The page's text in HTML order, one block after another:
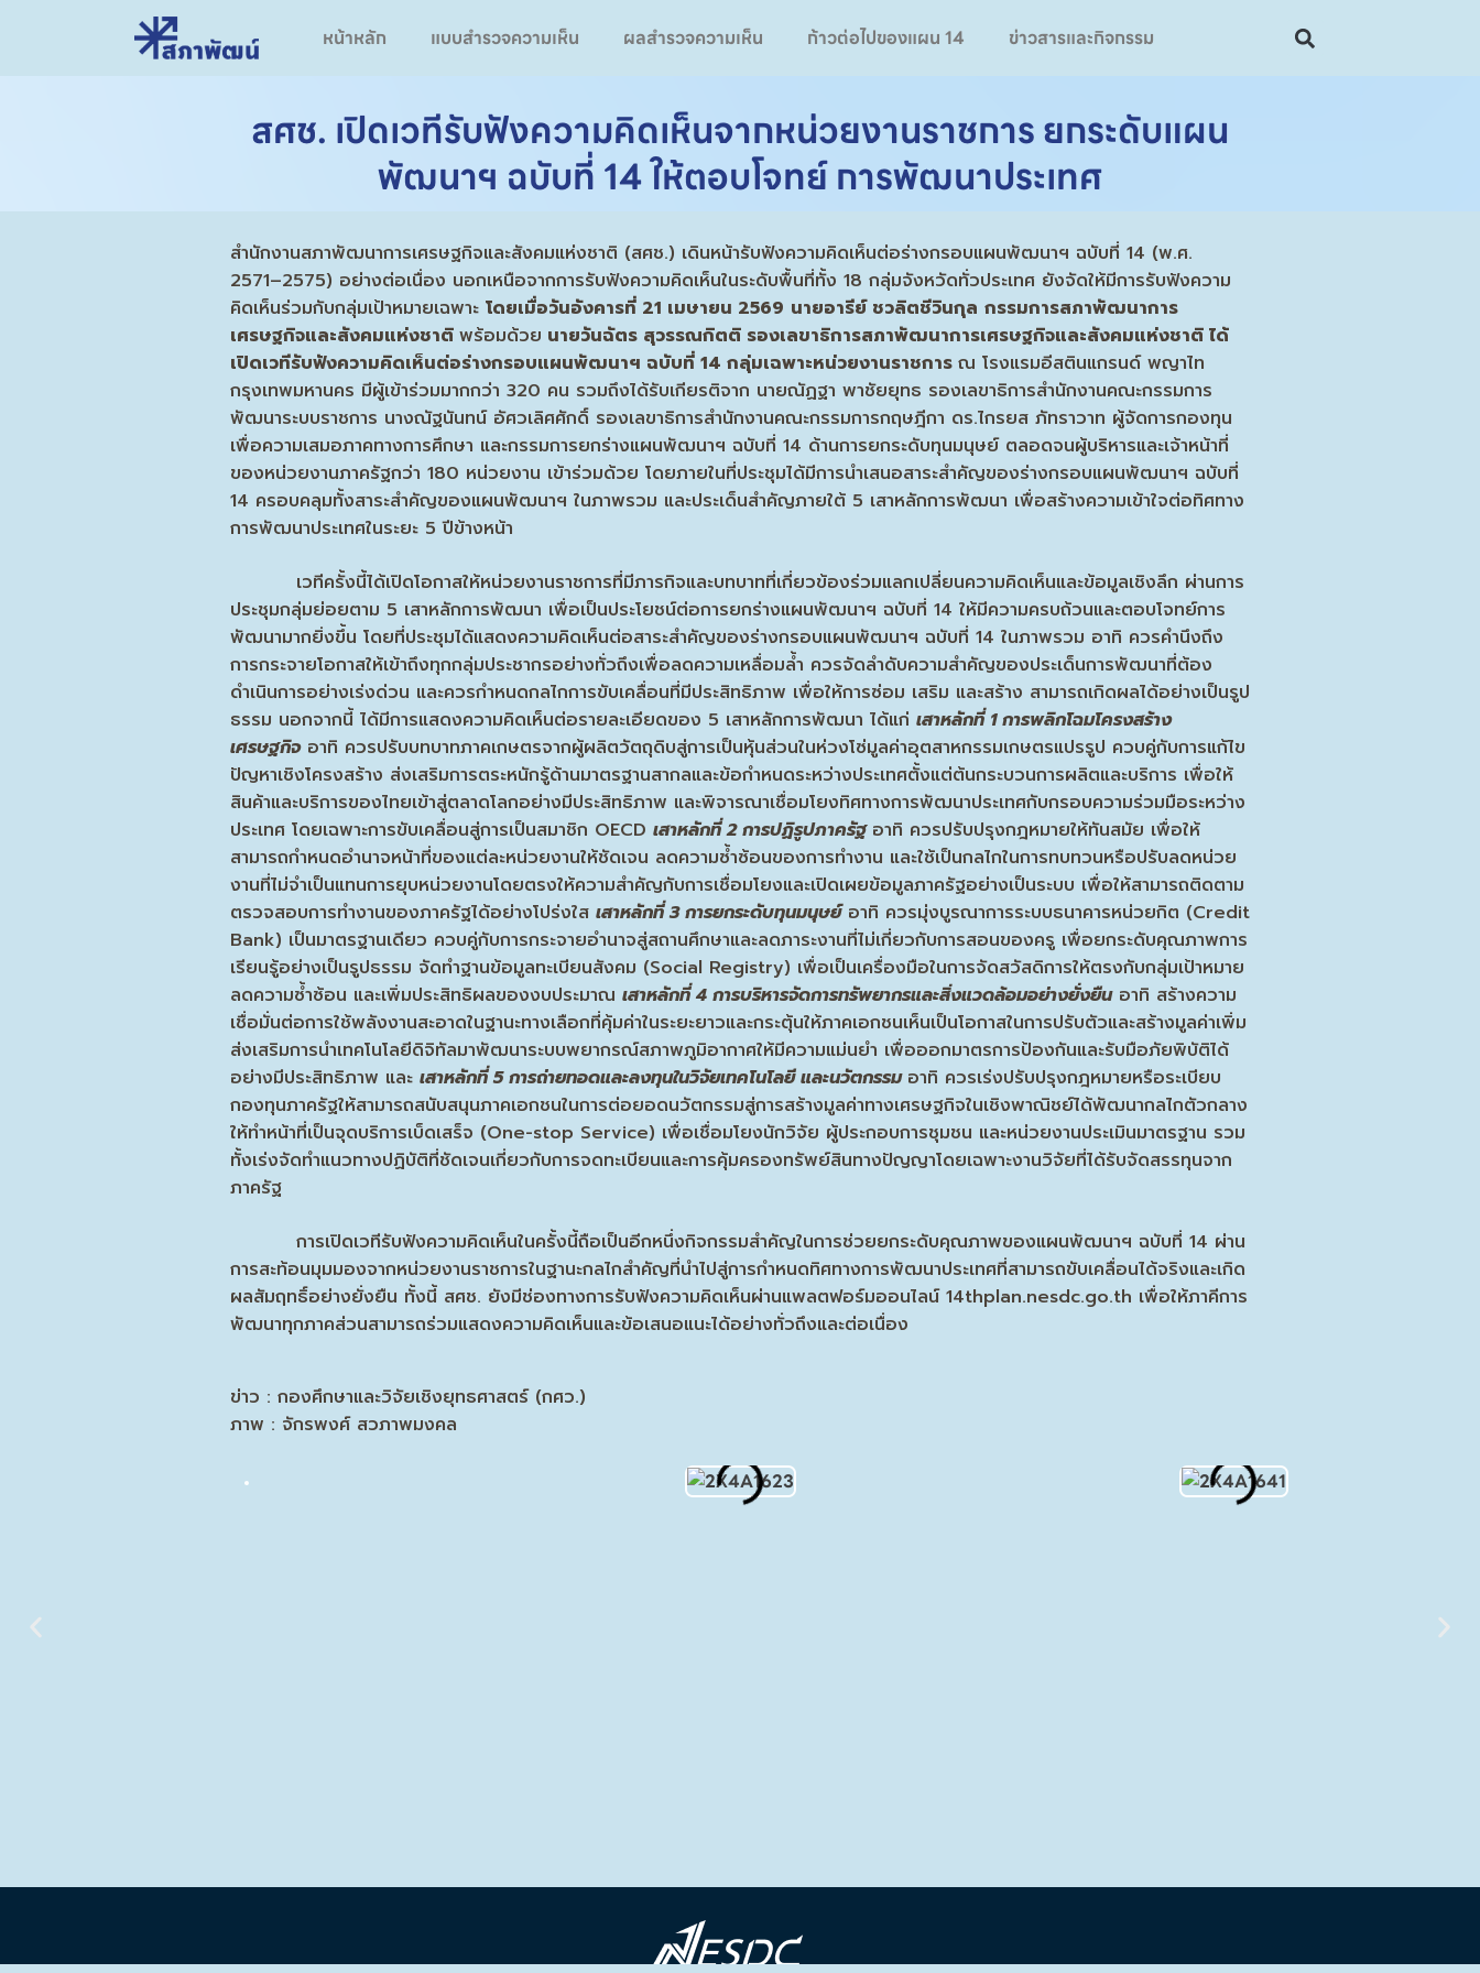
หน้าหลัก แบบสำรวจความเห็น ผลสำรวจความเห็น ก้าวต่อไปของแผน 14 ข่าวสารและกิจกรรม
สศช. เปิดเวทีรับฟังความคิดเห็นจากหน่วยงานราชการ ยกระดับแผน
พัฒนาฯ ฉบับที่ 14 ให้ตอบโจทย์ การพัฒนาประเทศ
สำนักงานสภาพัฒนาการเศรษฐกิจและสังคมแห่งชาติ (สศช.) เดินหน้ารับฟังความคิดเห็นต่อร่างกรอบแผนพัฒนาฯ ฉบับที่ 14 (พ.ศ.
2571–2575) อย่างต่อเนื่อง นอกเหนือจากการรับฟังความคิดเห็นในระดับพื้นที่ทั้ง 18 กลุ่มจังหวัดทั่วประเทศ ยังจัดให้มีการรับฟังความ
คิดเห็นร่วมกับกลุ่มเป้าหมายเฉพาะ โดยเมื่อวันอังคารที่ 21 เมษายน 2569 นายอารีย์ ชวลิตชีวินกุล กรรมการสภาพัฒนาการ
เศรษฐกิจและสังคมแห่งชาติ พร้อมด้วย นายวันฉัตร สุวรรณกิตติ รองเลขาธิการสภาพัฒนาการเศรษฐกิจและสังคมแห่งชาติ ได้
เปิดเวทีรับฟังความคิดเห็นต่อร่างกรอบแผนพัฒนาฯ ฉบับที่ 14 กลุ่มเฉพาะหน่วยงานราชการ ณ โรงแรมอีสตินแกรนด์ พญาไท
กรุงเทพมหานคร มีผู้เข้าร่วมมากกว่า 320 คน รวมถึงได้รับเกียรติจาก นายณัฏฐา พาชัยยุทธ รองเลขาธิการสำนักงานคณะกรรมการ
พัฒนาระบบราชการ นางณัฐนันทน์ อัศวเลิศศักดิ์ รองเลขาธิการสํานักงานคณะกรรมการกฤษฎีกา ดร.ไกรยส ภัทราวาท ผู้จัดการกองทุน
เพื่อความเสมอภาคทางการศึกษา และกรรมการยกร่างแผนพัฒนาฯ ฉบับที่ 14 ด้านการยกระดับทุนมนุษย์ ตลอดจนผู้บริหารและเจ้าหน้าที่
ของหน่วยงานภาครัฐกว่า 180 หน่วยงาน เข้าร่วมด้วย โดยภายในที่ประชุมได้มีการนำเสนอสาระสำคัญของร่างกรอบแผนพัฒนาฯ ฉบับที่
14 ครอบคลุมทั้งสาระสำคัญของแผนพัฒนาฯ ในภาพรวม และประเด็นสำคัญภายใต้ 5 เสาหลักการพัฒนา เพื่อสร้างความเข้าใจต่อทิศทาง
การพัฒนาประเทศในระยะ 5 ปีข้างหน้า
เวทีครั้งนี้ได้เปิดโอกาสให้หน่วยงานราชการที่มีภารกิจและบทบาทที่เกี่ยวข้องร่วมแลกเปลี่ยนความคิดเห็นและข้อมูลเชิงลึก ผ่านการ
ประชุมกลุ่มย่อยตาม 5 เสาหลักการพัฒนา เพื่อเป็นประโยชน์ต่อการยกร่างแผนพัฒนาฯ ฉบับที่ 14 ให้มีความครบถ้วนและตอบโจทย์การ
พัฒนามากยิ่งขึ้น โดยที่ประชุมได้แสดงความคิดเห็นต่อสาระสำคัญของร่างกรอบแผนพัฒนาฯ ฉบับที่ 14 ในภาพรวม อาทิ ควรคำนึงถึง
การกระจายโอกาสให้เข้าถึงทุกกลุ่มประชากรอย่างทั่วถึงเพื่อลดความเหลื่อมล้ำ ควรจัดลำดับความสำคัญของประเด็นการพัฒนาที่ต้อง
ดำเนินการอย่างเร่งด่วน และควรกำหนดกลไกการขับเคลื่อนที่มีประสิทธิภาพ เพื่อให้การซ่อม เสริม และสร้าง สามารถเกิดผลได้อย่างเป็นรูป
ธรรม นอกจากนี้ ได้มีการแสดงความคิดเห็นต่อรายละเอียดของ 5 เสาหลักการพัฒนา ได้แก่ เสาหลักที่ 1การพลิกโฉมโครงสร้าง
เศรษฐกิจอาทิ ควรปรับบทบาทภาคเกษตรจากผู้ผลิตวัตถุดิบสู่การเป็นหุ้นส่วนในห่วงโซ่มูลค่าอุตสาหกรรมเกษตรแปรรูป ควบคู่กับการแก้ไข
ปัญหาเชิงโครงสร้าง ส่งเสริมการตระหนักรู้ด้านมาตรฐานสากลและข้อกำหนดระหว่างประเทศตั้งแต่ต้นกระบวนการผลิตและบริการ เพื่อให้
สินค้าและบริการของไทยเข้าสู่ตลาดโลกอย่างมีประสิทธิภาพ และพิจารณาเชื่อมโยงทิศทางการพัฒนาประเทศกับกรอบความร่วมมือระหว่าง
ประเทศ โดยเฉพาะการขับเคลื่อนสู่การเป็นสมาชิก OECD เสาหลักที่ 2 การปฏิรูปภาครัฐ อาทิ ควรปรับปรุงกฎหมายให้ทันสมัย เพื่อให้
สามารถกำหนดอำนาจหน้าที่ของแต่ละหน่วยงานให้ชัดเจน ลดความซ้ำซ้อนของการทำงาน และใช้เป็นกลไกในการทบทวนหรือปรับลดหน่วย
งานที่ไม่จำเป็นแทนการยุบหน่วยงานโดยตรงให้ความสำคัญกับการเชื่อมโยงและเปิดเผยข้อมูลภาครัฐอย่างเป็นระบบ เพื่อให้สามารถติดตาม
ตรวจสอบการทำงานของภาครัฐได้อย่างโปร่งใส เสาหลักที่ 3 การยกระดับทุนมนุษย์อาทิ ควรมุ่งบูรณาการระบบธนาคารหน่วยกิต (Credit
Bank) เป็นมาตรฐานเดียว ควบคู่กับการกระจายอำนาจสู่สถานศึกษาและลดภาระงานที่ไม่เกี่ยวกับการสอนของครู เพื่อยกระดับคุณภาพการ
เรียนรู้อย่างเป็นรูปธรรม จัดทำฐานข้อมูลทะเบียนสังคม (Social Registry) เพื่อเป็นเครื่องมือในการจัดสวัสดิการให้ตรงกับกลุ่มเป้าหมาย
ลดความซ้ำซ้อน และเพิ่มประสิทธิผลของงบประมาณ เสาหลักที่ 4 การบริหารจัดการทรัพยากรและสิ่งแวดล้อมอย่างยั่งยืนอาทิ สร้างความ
เชื่อมั่นต่อการใช้พลังงานสะอาดในฐานะทางเลือกที่คุ้มค่าในระยะยาวและกระตุ้นให้ภาคเอกชนเห็นเป็นโอกาสในการปรับตัวและสร้างมูลค่าเพิ่ม
ส่งเสริมการนำเทคโนโลยีดิจิทัลมาพัฒนาระบบพยากรณ์สภาพภูมิอากาศให้มีความแม่นยำ เพื่อออกมาตรการป้องกันและรับมือภัยพิบัติได้
อย่างมีประสิทธิภาพ และ เสาหลักที่ 5การถ่ายทอดและลงทุนในวิจัยเทคโนโลยี และนวัตกรรม อาทิ ควรเร่งปรับปรุงกฎหมายหรือระเบียบ
กองทุนภาครัฐให้สามารถสนับสนุนภาคเอกชนในการต่อยอดนวัตกรรมสู่การสร้างมูลค่าทางเศรษฐกิจในเชิงพาณิชย์ได้พัฒนากลไกตัวกลาง
ให้ทำหน้าที่เป็นจุดบริการเบ็ดเสร็จ (One-stop Service) เพื่อเชื่อมโยงนักวิจัย ผู้ประกอบการชุมชน และหน่วยงานประเมินมาตรฐาน รวม
ทั้งเร่งจัดทำแนวทางปฏิบัติที่ชัดเจนเกี่ยวกับการจดทะเบียนและการคุ้มครองทรัพย์สินทางปัญญาโดยเฉพาะงานวิจัยที่ได้รับจัดสรรทุนจาก
ภาครัฐ
การเปิดเวทีรับฟังความคิดเห็นในครั้งนี้ถือเป็นอีกหนึ่งกิจกรรมสำคัญในการช่วยยกระดับคุณภาพของแผนพัฒนาฯ ฉบับที่ 14 ผ่าน
การสะท้อนมุมมองจากหน่วยงานราชการในฐานะกลไกสำคัญที่นำไปสู่การกำหนดทิศทางการพัฒนาประเทศที่สามารถขับเคลื่อนได้จริงและเกิด
ผลสัมฤทธิ์อย่างยั่งยืน ทั้งนี้ สศช. ยังมีช่องทางการรับฟังความคิดเห็นผ่านแพลตฟอร์มออนไลน์ 14thplan.nesdc.go.th เพื่อให้ภาคีการ
พัฒนาทุกภาคส่วนสามารถร่วมแสดงความคิดเห็นและข้อเสนอแนะได้อย่างทั่วถึงและต่อเนื่อง
ข่าว : กองศึกษาและวิจัยเชิงยุทธศาสตร์ (กศว.)
ภาพ : จักรพงศ์ สวภาพมงคล